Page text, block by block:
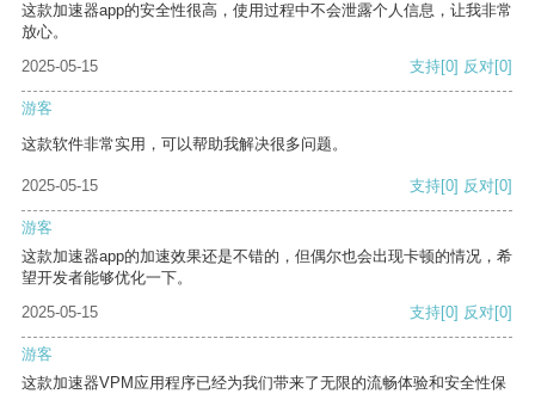
这款加速器app的安全性很高，使用过程中不会泄露个人信息，让我非常
放心。
2025-05-15
支持[0] 反对[0]
游客
这款软件非常实用，可以帮助我解决很多问题。
2025-05-15 支持[0] 反对[0]
游客
这款加速器app的加速效果还是不错的，但偶尔也会出现卡顿的情况，希
望开发者能够优化一下。
2025-05-15
支持[0] 反对[0]
游客
这款加速器VPM应用程序已经为我们带来了无限的流畅体验和安全性保